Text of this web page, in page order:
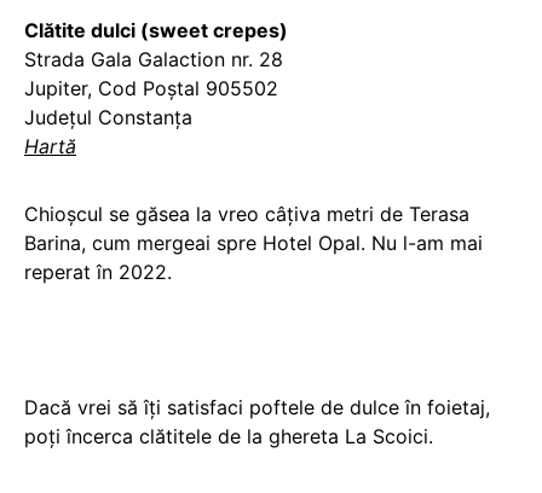
Clătite dulci (sweet crepes)
Strada Gala Galaction nr. 28
Jupiter, Cod Poștal 905502
Județul Constanța
Hartă
Chioșcul se găsea la vreo câțiva metri de Terasa
Barina, cum mergeai spre Hotel Opal. Nu l-am mai
reperat în 2022.
Dacă vrei să îți satisfaci poftele de dulce în foietaj,
poți încerca clătitele de la ghereta La Scoici.